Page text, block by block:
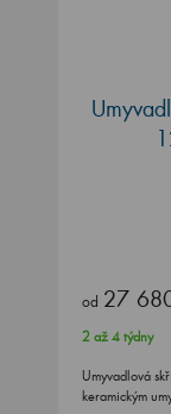
od 27
2 až 4 týdny
Umyvadlová
keramickým